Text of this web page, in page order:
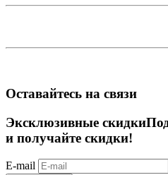
Оставайтесь на связи
Эксклюзивные скидки
и получайте скидки!
E-mail